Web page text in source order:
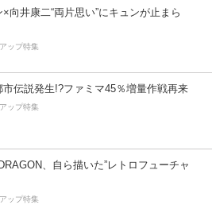
向井康二“両片思い”にキュンが止まら
ップ特集
市伝説発生!?ファミマ45％増量作戦再来
ップ特集
、自ら描いた”レトロフューチャ
ップ特集